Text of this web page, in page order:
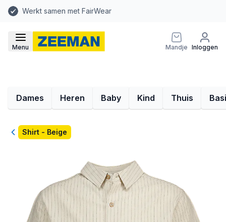
Werkt samen met FairWear
Menu Mandje Inloggen
Dames Heren Baby Kind Thuis
TerugShirt - Beige